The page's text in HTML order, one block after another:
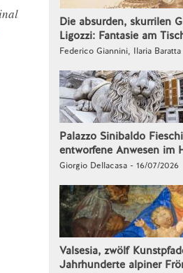
Die absurden, skurrilen
Ligozzi: Fantasie am
Federico Giannini, Ilaria
Palazzo Sinibaldo
entworfene Anwesen im
Giorgio Dellacasa - 16/07/2026
Valsesia, zwölf
Jahrhunderte alpiner